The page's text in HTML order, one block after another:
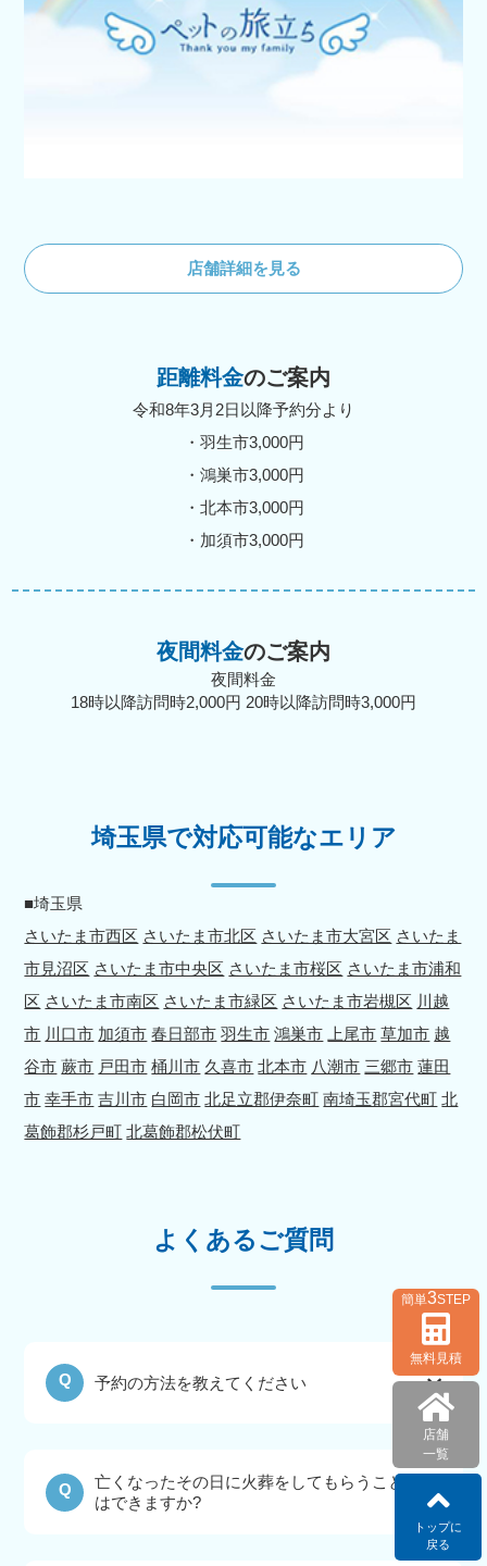
店舗詳細を見る
距離料金のご案内
令和8年3月2日以降予約分より
・羽生市3,000円
・鴻巣市3,000円
・北本市3,000円
・加須市3,000円
夜間料金のご案内
夜間料金
18時以降訪問時2,000円 20時以降訪問時3,000円
埼玉県で対応可能なエリア
■埼玉県
さいたま市西区 さいたま市北区 さいたま市大宮区 さいたま
市見沼区 さいたま市中央区 さいたま市桜区 さいたま市浦和
区 さいたま市南区 さいたま市緑区 さいたま市岩槻区 川越
市 川口市 加須市 春日部市 羽生市 鴻巣市 上尾市 草加市 越
谷市 蕨市 戸田市 桶川市 久喜市 北本市 八潮市 三郷市 蓮田
市 幸手市 吉川市 白岡市 北足立郡伊奈町 南埼玉郡宮代町 北
葛飾郡杉戸町 北葛飾郡松伏町
よくあるご質問
Q 予約の方法を教えてください
Q
亡くなったその日に火葬をしてもらうこと
はできますか?
簡単3STEP
無料見積
店舗
一覧
トップに
戻る